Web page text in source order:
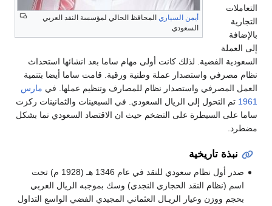
أيمن السياري المحافظ الحالي لمؤسسة النقد العربي
السعودي
التعاملات
التجارية
بالإضافة
إلى العملة
السعودية الفضية. لذلك كانت أولى مهام ساما بعد انشائها استحداث
نظام مصرفي واستصدار عملة وطنية ورقية. قامت ساما أيضا بتنمية
العمل المصرفي واستصدار نظام للمصارف وتنظيم عملها. في مارس
1961 تم التحول إلى الريال السعودي. في السبعينات والثمانينات ركزت
ساما على السيطرة على التضخم حيث ان الاقتصاد السعودي نما بشكل
مضطرد.
نبذة تاريخية
صدر أول نظام سعودي للنقد في عام 1346 هـ (1928 م) تحت
اسم (نظام النقد الحجازي النجدي) وسك بموجبه الريال العربي
بحجم ووزن وعيار الريـال العثماني المجيدي الفضي الواسع التداول